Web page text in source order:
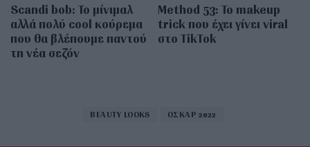
Scandi bob: Το μίνιμαλ
αλλά πολύ cool κούρεμα
που θα βλέπουμε παντού
τη νέα σεζόν
Method 53: Το makeup
trick που έχει γίνει viral
στο TikTok
BEAUTY LOOKS ΟΣΚΑΡ 2022